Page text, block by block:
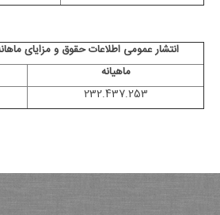
انتشار عمومی اطلاعات حقوق و مزایای
ماهیانه
232.437.253